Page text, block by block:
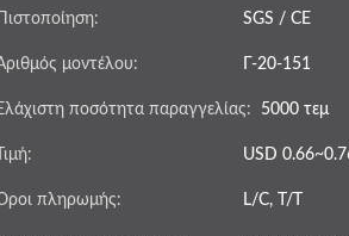
Πιστοποίηση: SGS / CE
μοντέλου: Γ-20-151
ποσότητα παραγγελίας: 5000 τεμ
Τιμή: USD
πληρωμής: L/C, T/T